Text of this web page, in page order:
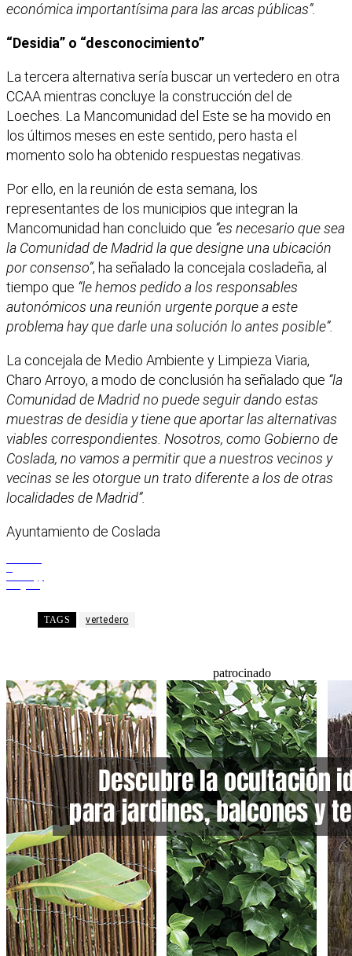
económica importantísima para las arcas públicas”.
“Desidia” o “desconocimiento”
La tercera alternativa sería buscar un vertedero en otra
CCAA mientras concluye la construcción del de
Loeches. La Mancomunidad del Este se ha movido en
los últimos meses en este sentido, pero hasta el
momento solo ha obtenido respuestas negativas.
Por ello, en la reunión de esta semana, los
representantes de los municipios que integran la
Mancomunidad han concluido que “es necesario que sea
la Comunidad de Madrid la que designe una ubicación
por consenso”, ha señalado la concejala cosladeña, al
tiempo que “le hemos pedido a los responsables
autonómicos una reunión urgente porque a este
problema hay que darle una solución lo antes posible”.
La concejala de Medio Ambiente y Limpieza Viaria,
Charo Arroyo, a modo de conclusión ha señalado que “la
Comunidad de Madrid no puede seguir dando estas
muestras de desidia y tiene que aportar las alternativas
viables correspondientes. Nosotros, como Gobierno de
Coslada, no vamos a permitir que a nuestros vecinos y
vecinas se les otorgue un trato diferente a los de otras
localidades de Madrid”.
Ayuntamiento de Coslada
TAGS vertedero
patrocinado